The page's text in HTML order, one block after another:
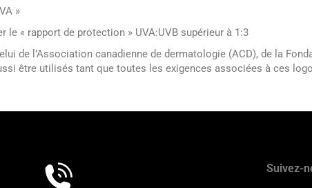
»
le « rapport de protection » UVA:UVB supérieur à 1:3
de l’Association canadienne de dermatologie (ACD), de la
être utilisés tant que toutes les exigences associées à ces
Suivez-